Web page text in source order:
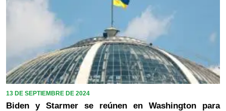
13 DE SEPTIEMBRE DE 2024
Biden y Starmer se reúnen en Washington para